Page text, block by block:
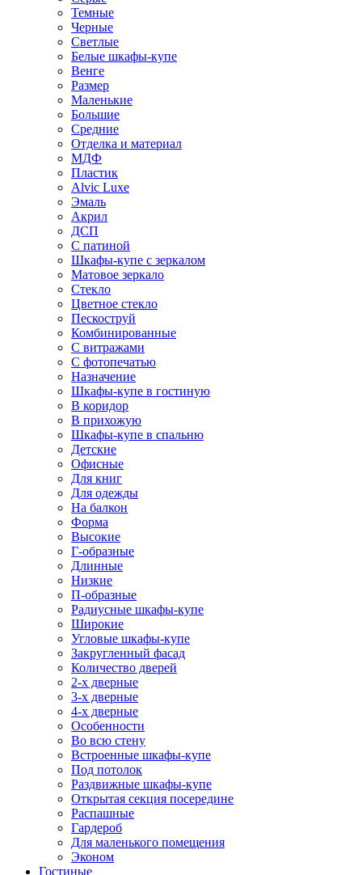
Темные
Черные
Светлые
Белые шкафы-купе
Венге
Размер
Маленькие
Большие
Средние
Отделка и материал
МДФ
Пластик
Alvic Luxe
Эмаль
Акрил
ДСП
С патиной
Шкафы-купе с зеркалом
Матовое зеркало
Стекло
Цветное стекло
Пескоструй
Комбинированные
С витражами
С фотопечатью
Назначение
Шкафы-купе в гостиную
В коридор
В прихожую
Шкафы-купе в спальню
Детские
Офисные
Для книг
Для одежды
На балкон
Форма
Высокие
Г-образные
Длинные
Низкие
П-образные
Радиусные шкафы-купе
Широкие
Угловые шкафы-купе
Закругленный фасад
Количество дверей
2-х дверные
3-х дверные
4-х дверные
Особенности
Во всю стену
Встроенные шкафы-купе
Под потолок
Раздвижные шкафы-купе
Открытая секция посередине
Распашные
Гардероб
Для маленького помещения
Эконом
Гостиные